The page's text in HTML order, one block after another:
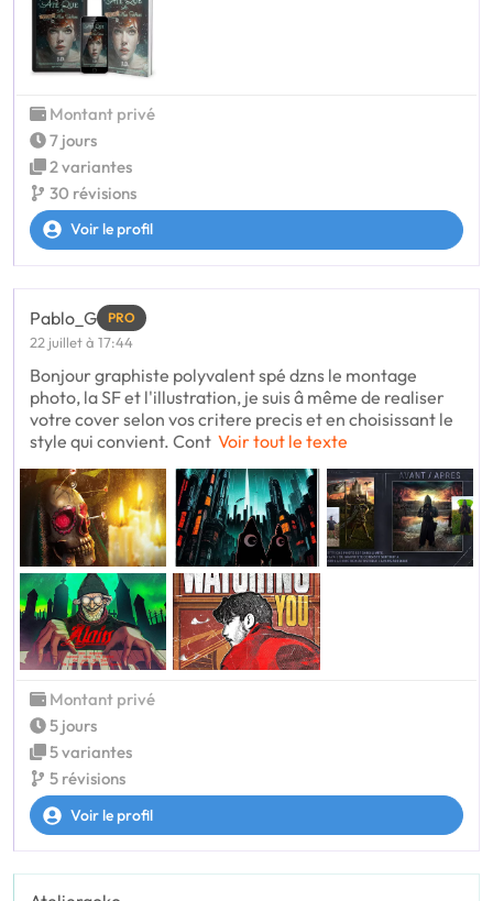
Montant privé
7 jours
2 variantes
30 révisions
Voir le profil
Pablo_G PRO
22 juillet à 17:44
Bonjour graphiste polyvalent spé dzns le montage
photo, la SF et l'illustration, je suis â même de realiser
votre cover selon vos critere precis et en choisissant le
style qui convient. Cont Voir tout le texte
Montant privé
5 jours
5 variantes
5 révisions
Voir le profil